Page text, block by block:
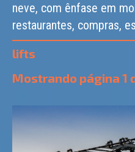
neve, com ênfase em
restaurantes, compras,
lifts
Mostrando página 1